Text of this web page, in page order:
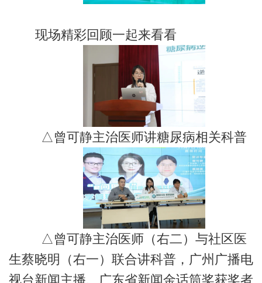
现场精彩回顾一起来看看
△曾可静主治医师讲糖尿病相关科普
△曾可静主治医师（右二）与社区医
生蔡晓明（右一）联合讲科普，广州广播电
视台新闻主播、广东省新闻金话筒奖获奖者